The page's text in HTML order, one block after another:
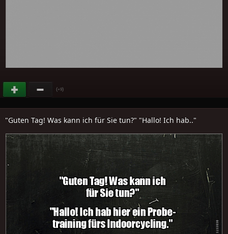
(+9)
"Guten Tag! Was kann ich für Sie tun?" "Hallo! Ich hab.."